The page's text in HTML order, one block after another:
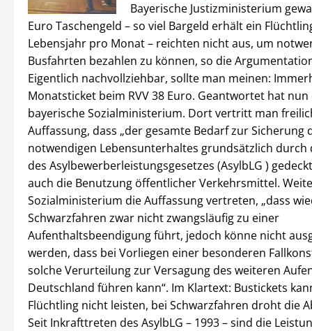
Bayerische Justizministerium
Euro Taschengeld – so viel Bargeld erhält ein
Lebensjahr pro Monat – reichten nicht aus, um
Busfahrten bezahlen zu können, so die
Eigentlich nachvollziehbar, sollte man meinen:
Monatsticket beim RVV 38 Euro. Geantwortet hat nun
bayerische Sozialministerium. Dort vertritt man
Auffassung, dass „der gesamte Bedarf zur Sicherung
notwendigen Lebensunterhaltes grundsätzlich durch
des Asylbewerberleistungsgesetzes (AsylbLG )
auch die Benutzung öffentlicher Verkehrsmittel.
Sozialministerium die Auffassung vertreten, „dass
Schwarzfahren zwar nicht zwangsläufig zu einer
Aufenthaltsbeendigung führt, jedoch könne nicht
werden, dass bei Vorliegen einer besonderen
solche Verurteilung zur Versagung des weiteren
Deutschland führen kann“. Im Klartext: Bustickets
Flüchtling nicht leisten, bei Schwarzfahren droht die
Seit Inkrafttreten des AsylbLG – 1993 – sind die